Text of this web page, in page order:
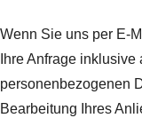
Wenn Sie uns per E-
Ihre Anfrage
personenbezogenen
Bearbeitung Ihres